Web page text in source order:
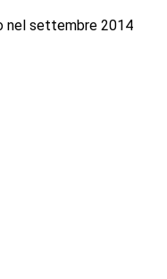
nel settembre 2014